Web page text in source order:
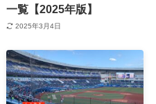
一覧【2025年版】
2025年3月4日